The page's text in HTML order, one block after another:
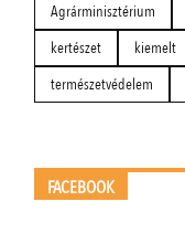
Agrárminisztérium
kertészet
kiemelt
természetvédelem
FACEBOOK